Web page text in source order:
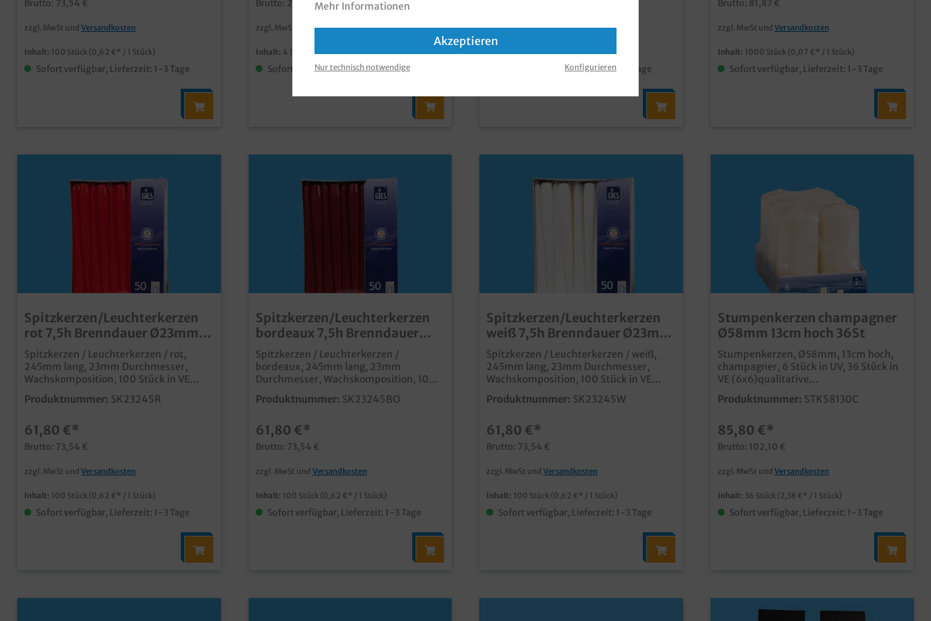
Brutto: 73,54 €
zzgl. MwSt und Versandkosten
Inhalt: 100 Stück (0,62 €* / 1 Stück)
Sofort verfügbar, Lieferzeit: 1-3 Tage
Brutto: 23,56 €
zzgl. MwSt und Versandkosten
Inhalt: 4 Stück (4,95 €* / 1 Stück)
Sofort verfügbar, Lieferzeit: 1-3 Tage
zzgl. MwSt undVersandkosten
Inhalt:100 Stück(0,62 €* / 1 Stück)
Sofort verfügbar, Lieferzeit: 1-3 Tage
Brutto: 81,87 €
zzgl. MwSt und Versandkosten
Inhalt: 1000 Stück (0,07 €* / 1 Stück)
Sofort verfügbar, Lieferzeit: 1-3 Tage
Spitzkerzen/Leuchterkerzen
rot 7,5h Brenndauer Ø23mm
24,5cm 100St
Spitzkerzen / Leuchterkerzen / rot,
245mm lang, 23mm Durchmesser,
Wachskomposition, 100 Stück in VE
praktische Lösung für den gedeckten
Tisch in Gastronomie und Hotellerie
7,5h Brenndauergünstiges
Produktnummer: SK23245R
61,80 €*
Brutto: 73,54 €
zzgl. MwSt und Versandkosten
Inhalt: 100 Stück (0,62 €* / 1 Stück)
Sofort verfügbar, Lieferzeit: 1-3 Tage
Spitzkerzen/Leuchterkerzen
bordeaux 7,5h Brenndauer
Ø23mm 24,5cm 100St
Spitzkerzen / Leuchterkerzen /
bordeaux, 245mm lang, 23mm
Durchmesser, Wachskomposition, 100
Stück in VE praktische Lösung für den
gedeckten Tisch in Gastronomie und
geruchsfreilange 7,5h
Brenndauergünstiges
Produktnummer: SK23245BO
61,80 €*
Brutto: 73,54 €
zzgl. MwSt und Versandkosten
Inhalt: 100 Stück (0,62 €* / 1 Stück)
Sofort verfügbar, Lieferzeit: 1-3 Tage
Spitzkerzen/Leuchterkerzen
weiß 7,5h Brenndauer Ø23mm
24,5cm 100St
Spitzkerzen / Leuchterkerzen / weiß,
245mm lang, 23mm Durchmesser,
Wachskomposition, 100 Stück in VE
praktische Lösung für den gedeckten
Tisch in Gastronomie und Hotellerie
7,5h Brenndauergünstiges
Produktnummer: SK23245W
61,80 €*
Brutto: 73,54 €
zzgl. MwSt und Versandkosten
Inhalt: 100 Stück (0,62 €* / 1 Stück)
Sofort verfügbar, Lieferzeit: 1-3 Tage
Stumpenkerzen champagner
Ø58mm 13cm hoch 36St
Stumpenkerzen, Ø58mm, 13cm hoch,
champagner, 6 Stück in UV, 36 Stück in
VE (6x6)qualitative
Stumpenkerzen ideale Lösung für
Gastronomie, Hotellerie und
Großverbrauchereinheit
Produktnummer: STK58130C
85,80 €*
Brutto: 102,10 €
zzgl. MwSt und Versandkosten
Inhalt: 36 Stück (2,38 €* / 1 Stück)
Sofort verfügbar, Lieferzeit: 1-3 Tage
Mehr Informationen
Akzeptieren
Nur technisch notwendige Konfigurieren